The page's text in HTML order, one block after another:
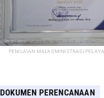
PENILAIAN MALADMINISTRASI
DOKUMEN PERENCANAAN